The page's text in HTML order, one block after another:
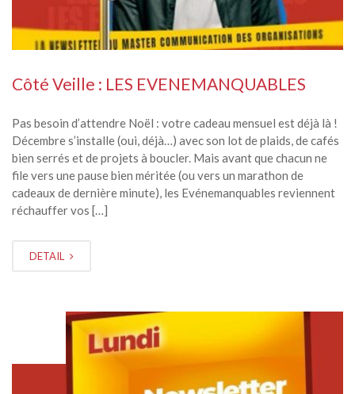
Côté Veille : LES EVENEMANQUABLES
Pas besoin d’attendre Noël : votre cadeau mensuel est déjà là !
Décembre s’installe (oui, déjà…) avec son lot de plaids, de cafés
bien serrés et de projets à boucler. Mais avant que chacun ne
file vers une pause bien méritée (ou vers un marathon de
cadeaux de dernière minute), les Evénemanquables reviennent
réchauffer vos […]
DETAIL